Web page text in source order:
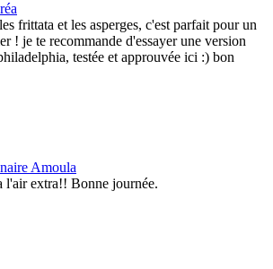
frittata et les asperges, c'est parfait pour un
! je te recommande d'essayer une version
testée et approuvée ici :) bon
Amoula
extra!! Bonne journée.